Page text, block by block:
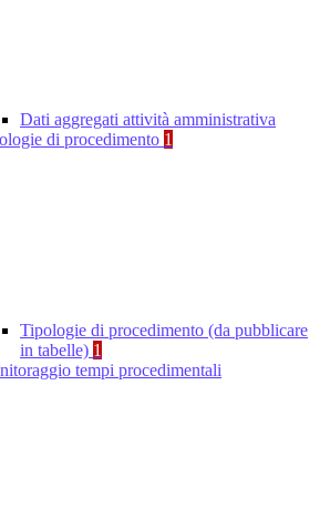
Dati aggregati attività amministrativa
di procedimento 1
Tipologie di procedimento (da pubblicare
in tabelle) 1
tempi procedimentali